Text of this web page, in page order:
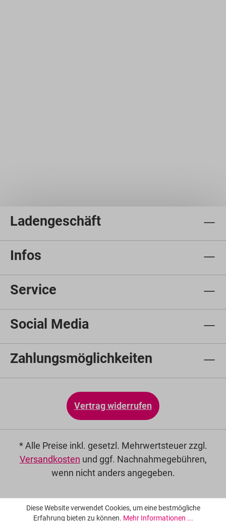
Ladengeschäft
Infos
Service
Social Media
Zahlungsmöglichkeiten
Vertrag widerrufen
* Alle Preise inkl. gesetzl. Mehrwertsteuer zzgl.
Versandkosten und ggf. Nachnahmegebühren,
wenn nicht anders angegeben.
Diese Website verwendet Cookies, um eine bestmögliche
Erfahrung bieten zu können. Mehr Informationen ...